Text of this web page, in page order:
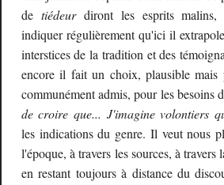
de tiédeur diront les esprits
indiquer régulièrement qu'ici il
interstices de la tradition et des
encore il fait un choix, plausible mais
communément admis, pour les besoins
de croire que... J'imagine volontiers
les indications du genre. Il veut nous
l'époque, à travers les sources, à travers
en restant toujours à distance du